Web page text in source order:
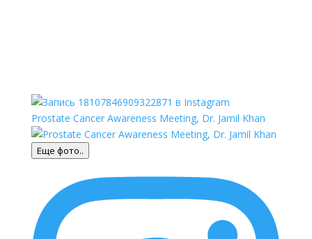
Prostate Cancer Awareness Meeting, Dr. Jamil Khan
Еще фото..